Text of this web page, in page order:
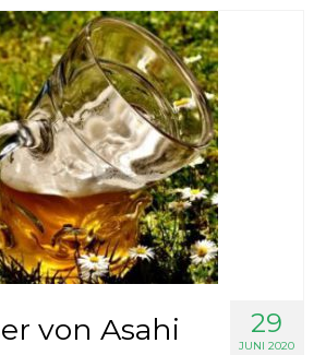
29
JUNI 2020
von Asahi